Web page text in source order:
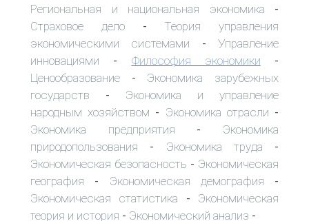
Региональная и национальная экономика -
Страховое дело- Теория управления
экономическими системами -Управление
инновациями - Философия экономики -
Ценообразование - Экономика зарубежных
государств - Экономика и управление
народным хозяйством - Экономика отрасли -
Экономика предприятия - Экономика
природопользования - Экономика труда -
Экономическая безопасность - Экономическая
география - Экономическая демография -
Экономическая статистика - Экономическая
теория и история - Экономический анализ -